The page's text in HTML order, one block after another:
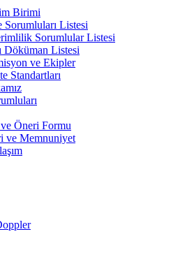
Birimi
Listesi
Sorumlular Listesi
Döküman Listesi
ve Ekipler
Standartları
Öneri Formu
ve Memnuniyet